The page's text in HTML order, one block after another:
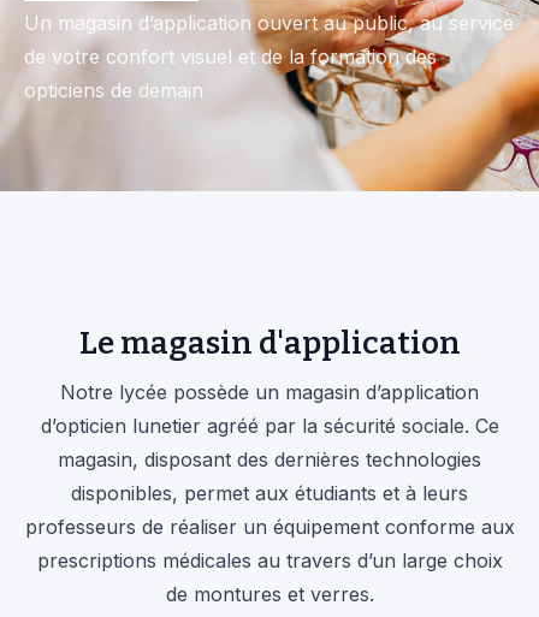
Un magasin d’application ouvert au public, au service
de votre confort visuel et de la formation des
opticiens de demain
Le magasin d'application
Notre lycée possède un magasin d’application
d’opticien lunetier agréé par la sécurité sociale. Ce
magasin, disposant des dernières technologies
disponibles, permet aux étudiants et à leurs
professeurs de réaliser un équipement conforme aux
prescriptions médicales au travers d’un large choix
de montures et verres.